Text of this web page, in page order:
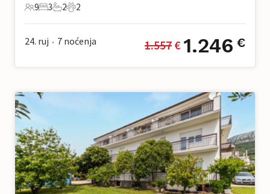
9 Gosti
9
3 Spavaće sobe
3
2 Kupaonice
2
2 Kućni ljubimac
2
24. ruj • 7 noćenja 1.557 € 1.246 €